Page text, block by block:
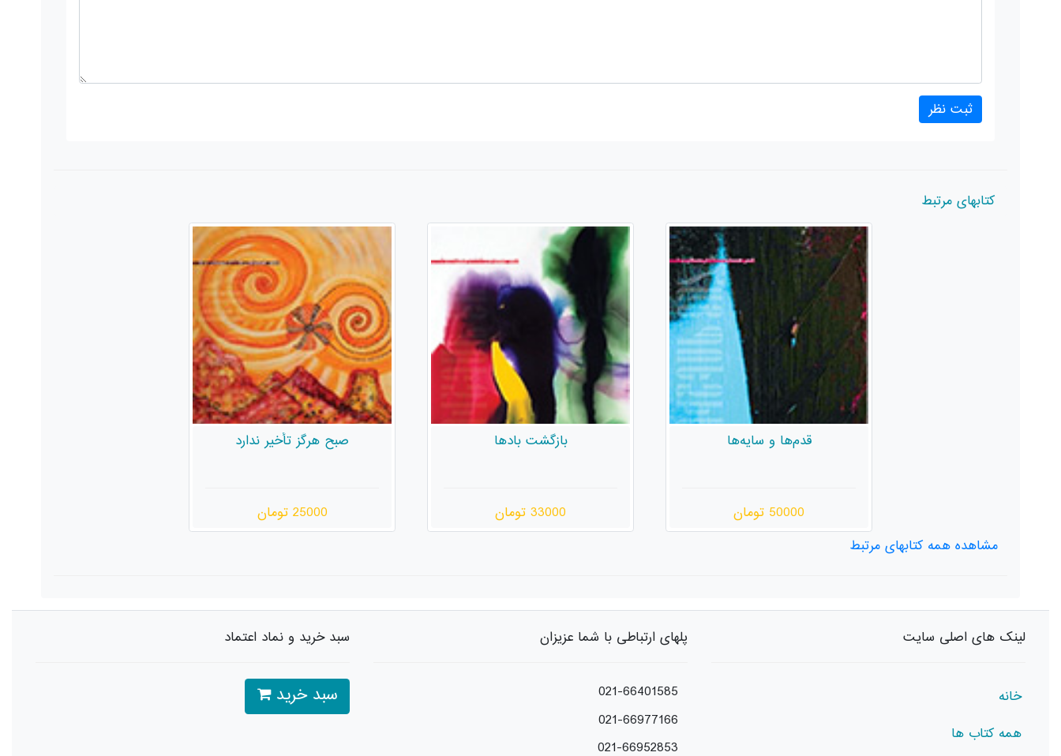
کتابهای مرتبط
صبح هرگز تأخیر ندارد
25000 تومان
بازگشت بادها
33000 تومان
قدم‌ها و سایه‌ها
50000 تومان
مشاهده همه کتابهای مرتبط
لینک های اصلی سایت
خانه
همه کتاب ها
پلهای ارتباطی با شما عزیزان
021-66401585
021-66977166
021-66952853
سبد خرید و نماد اعتماد
سبد خرید